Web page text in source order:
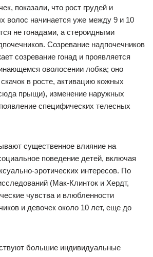
показали, что рост грудей и
волос начинается уже между 9 и 10
не гонадами, а стероидными
Созревание надпочечников
созревание гонад и проявляется
оволосении лобка; оно
в росте, активацию кожных
прыщи), изменение наружных
специфических телесных
существенное влияние на
поведение детей, включая
эротических интересов. По
(Мак-Клинток и Хердт,
чувства и влюбленности
и девочек около 10 лет, еще до
большие индивидуальные